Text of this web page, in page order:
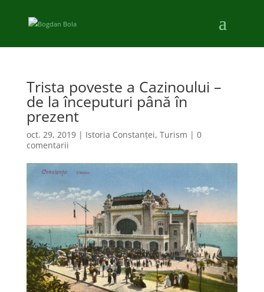
Trista poveste a Cazinoului –
de la începuturi până în
prezent
oct. 29, 2019| Istoria Constanței, Turism | 0
comentarii